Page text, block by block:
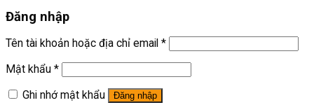
Đăng nhập
Tên tài khoản hoặc địa chỉ email *
Mật khẩu *
Ghi nhớ mật khẩu
Đăng nhập